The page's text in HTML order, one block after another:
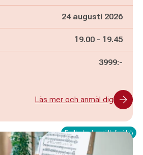
24 augusti 2026
Pågår mellan
19.00 - och
19.45
3999:-
Läs mer och anmäl dig
Fullbokad - ställ dig i kö